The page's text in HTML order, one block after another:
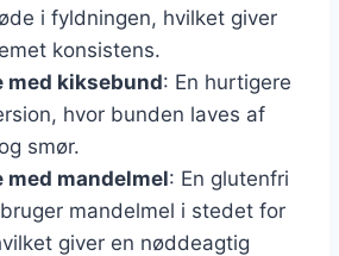
i fyldningen, hvilket giver
konsistens.
kiksebund: En hurtigere
hvor bunden laves af
smør.
mandelmel: En glutenfri
mandelmel i stedet for
giver en nøddeagtig